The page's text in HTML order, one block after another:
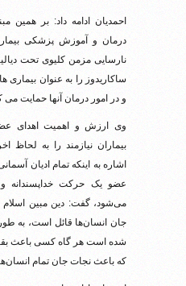
احمدیان ادامه داد: بر همین
درمان و آموزش پزشکی
نارسایی مزمن کلیوی تحت
ساکاریدوز را به عنوان
و در امور درمان آنها حمایت می
وی ارزش و اهمیت اهدای
بیماران نیازمند را به لحاظ
اشاره به اینکه تمام ادیان
عضو یک حرکت
می‌شود، گفت: دین مبین اسلام
جان انسان‌ها قائل است، به
شده است هر گاه کسی باعث
که باعث نجات جان تمام